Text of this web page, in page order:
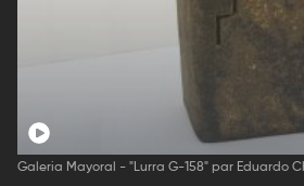
Galeria Mayoral - "Lurra G-158" par Eduardo